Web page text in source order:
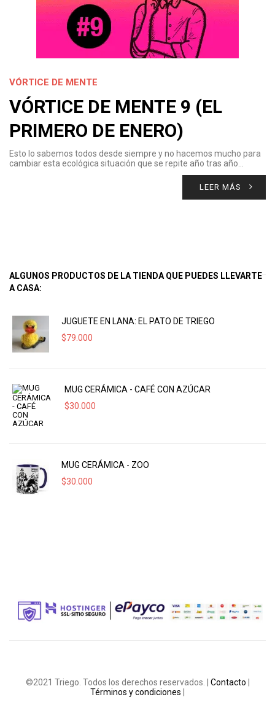
VÓRTICE DE MENTE
VÓRTICE DE MENTE 9 (EL
PRIMERO DE ENERO)
Esto lo sabemos todos desde siempre y no hacemos mucho para
cambiar esta ecológica situación que se repite año tras año…
LEER MÁS
ALGUNOS PRODUCTOS DE LA TIENDA QUE PUEDES LLEVARTE
A CASA:
JUGUETE EN LANA: EL PATO DE TRIEGO
$79.000
MUG CERÁMICA - CAFÉ CON AZÚCAR
$30.000
MUG CERÁMICA - ZOO
$30.000
©2021 Triego. Todos los derechos reservados. | Contacto
Términos y condiciones